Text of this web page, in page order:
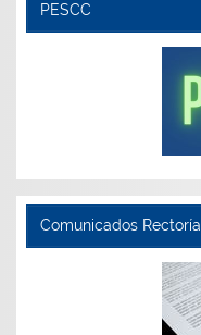
PESCC
Comunicados Rectoría